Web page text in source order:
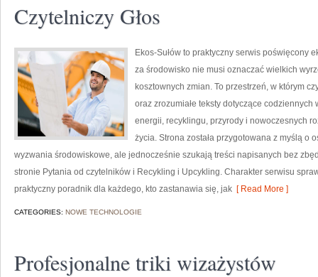
Czytelniczy Głos
Ekos-Sułów to praktyczny serwis poświęcony
za środowisko nie musi oznaczać wielkich
kosztownych zmian. To przestrzeń, w którym
oraz zrozumiałe teksty dotyczące
energii, recyklingu, przyrody i nowoczesnych
życia. Strona została przygotowana z myślą o
wyzwania środowiskowe, ale jednocześnie szukają treści napisanych bez
stronie Pytania od czytelników i Recykling i Upcykling. Charakter serwisu
praktyczny poradnik dla każdego, kto zastanawia się, jak [ Read More ]
CATEGORIES: NOWE TECHNOLOGIE
Profesjonalne triki wizażystów